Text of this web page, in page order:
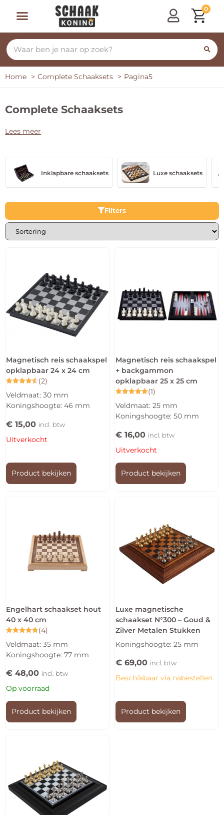
0
Home Complete Schaaksets Pagina5
Complete Schaaksets
Lees meer
Inklapbare schaaksets Luxe schaaksets
Filters
Magnetisch reis schaakspel
opklapbaar 24 x 24 cm
4.50
(2)
Veldmaat: 30 mm
Koningshoogte: 46 mm
€ 15,00 incl. btw
Uitverkocht
Product bekijken
Magnetisch reis schaakspel
+ backgammon
opklapbaar 25 x 25 cm
5.00
(1)
Veldmaat: 25 mm
Koningshoogte: 50 mm
€ 16,00 incl. btw
Uitverkocht
Product bekijken
Engelhart schaakset hout
40 x 40 cm
4.75
(4)
Veldmaat: 35 mm
Koningshoogte: 77 mm
€ 48,00 incl. btw
Op voorraad
Product bekijken
Luxe magnetische
schaakset N°300 – Goud &
Zilver Metalen Stukken
Koningshoogte: 25 mm
€ 69,00 incl. btw
Beschikbaar via nabestellen
Product bekijken